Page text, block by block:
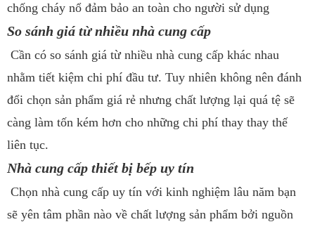
chống cháy nổ đảm bảo an toàn cho người sử dụng
So sánh giá từ nhiều nhà cung cấp
Cần có so sánh giá từ nhiều nhà cung cấp khác nhau
nhằm tiết kiệm chi phí đầu tư. Tuy nhiên không nên đánh
đổi chọn sản phẩm giá rẻ nhưng chất lượng lại quá tệ sẽ
càng làm tốn kém hơn cho những chi phí thay thay thế
liên tục.
Nhà cung cấp thiết bị bếp uy tín
Chọn nhà cung cấp uy tín với kinh nghiệm lâu năm bạn
sẽ yên tâm phần nào về chất lượng sản phẩm bởi nguồn